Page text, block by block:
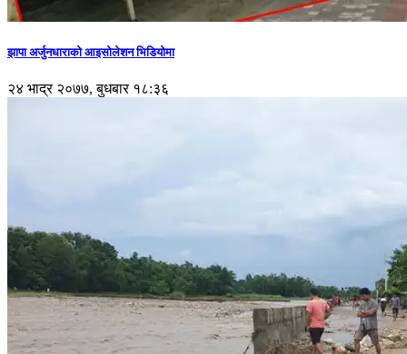
झापा अर्जुनधाराको आइसोलेशन भिडियोमा
२४ भाद्र २०७७, बुधबार १८:३६